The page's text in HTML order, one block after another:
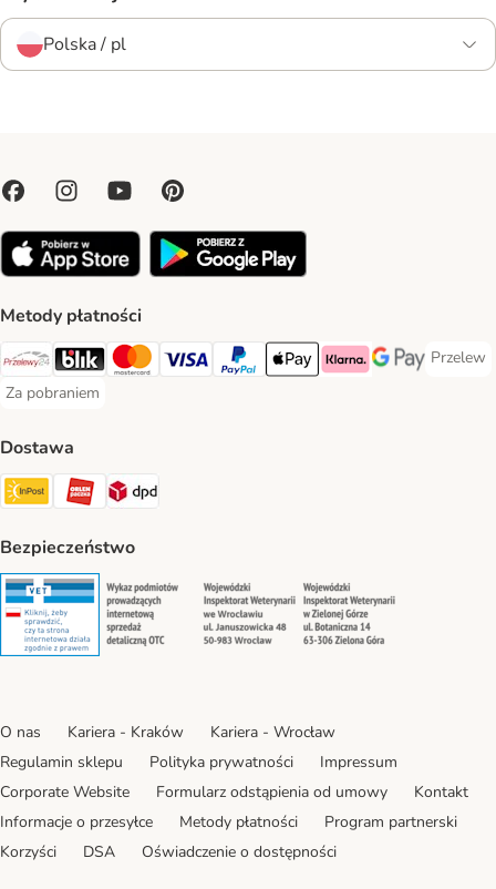
Polska / pl
Metody płatności
Przelewy24 Payment Method
Blik Payment Method
MasterCard Payment Method
Visa Payment Method
PayPal Payment Method
Apple Pay Payment Method
Klarna Payment Method
Google Pay
Przelew
Przelew
Za pobraniem
Za pobraniem Payment Method
Dostawa
Paczkomat® Shipping Method
ORLEN Paczka Shipping Method
DPD Shipping Method
Bezpieczeństwo
Security Security Security
O nas Kariera - Kraków
Kariera - Wrocław
Regulamin sklepu
Polityka prywatności
Impressum
Corporate Website
Formularz odstąpienia od umowy
Kontakt
Informacje o przesyłce
Metody płatności
Program partnerski
Korzyści
DSA Oświadczenie o dostępności